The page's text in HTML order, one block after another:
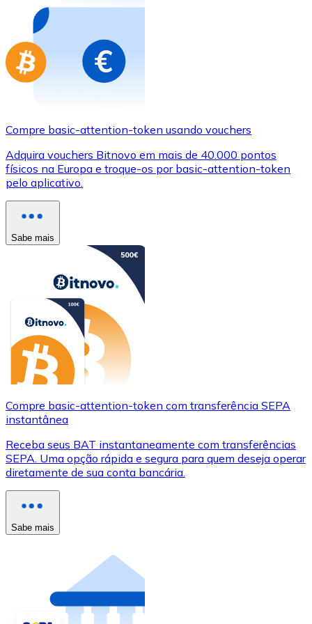
Compre basic-attention-token usando vouchers
Adquira vouchers Bitnovo em mais de 40.000 pontos
físicos na Europa e troque-os por basic-attention-token
pelo aplicativo.
Sabe mais
Compre basic-attention-token com transferência SEPA
instantânea
Receba seus BAT instantaneamente com transferências
SEPA. Uma opção rápida e segura para quem deseja operar
diretamente de sua conta bancária.
Sabe mais